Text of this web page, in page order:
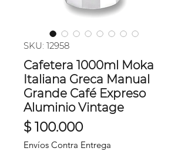
SKU: 12958
Cafetera 1000ml Moka
Italiana Greca Manual
Grande Café Expreso
Aluminio Vintage
$ 100.000Precio
Envíos Contra Entrega